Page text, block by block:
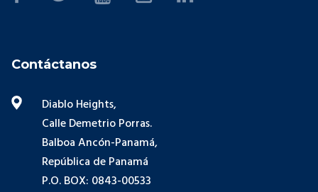
Contáctanos
Diablo Heights,
Calle Demetrio Porras.
Balboa Ancón-Panamá,
República de Panamá
P.O. BOX: 0843-00533